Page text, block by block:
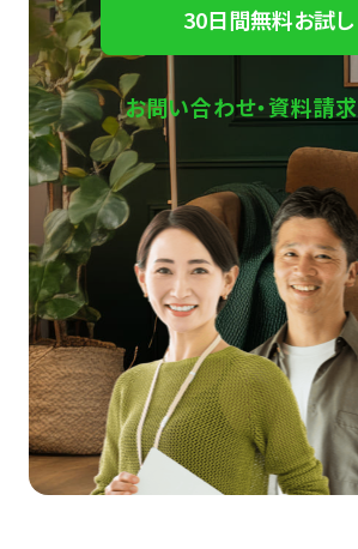
30日間無料お試し
お問い合わせ・資料請求